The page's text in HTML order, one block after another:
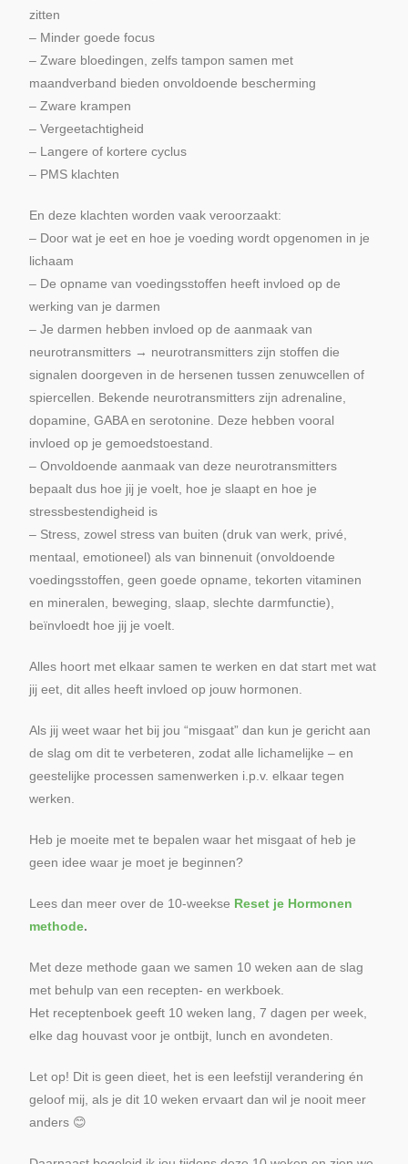
zitten
– Minder goede focus
– Zware bloedingen, zelfs tampon samen met
maandverband bieden onvoldoende bescherming
– Zware krampen
– Vergeetachtigheid
– Langere of kortere cyclus
– PMS klachten
En deze klachten worden vaak veroorzaakt:
– Door wat je eet en hoe je voeding wordt opgenomen in je
lichaam
– De opname van voedingsstoffen heeft invloed op de
werking van je darmen
– Je darmen hebben invloed op de aanmaak van
neurotransmitters → neurotransmitters zijn stoffen die
signalen doorgeven in de hersenen tussen zenuwcellen of
spiercellen. Bekende neurotransmitters zijn adrenaline,
dopamine, GABA en serotonine. Deze hebben vooral
invloed op je gemoedstoestand.
– Onvoldoende aanmaak van deze neurotransmitters
bepaalt dus hoe jij je voelt, hoe je slaapt en hoe je
stressbestendigheid is
– Stress, zowel stress van buiten (druk van werk, privé,
mentaal, emotioneel) als van binnenuit (onvoldoende
voedingsstoffen, geen goede opname, tekorten vitaminen
en mineralen, beweging, slaap, slechte darmfunctie),
beïnvloedt hoe jij je voelt.
Alles hoort met elkaar samen te werken en dat start met wat
jij eet, dit alles heeft invloed op jouw hormonen.
Als jij weet waar het bij jou “misgaat” dan kun je gericht aan
de slag om dit te verbeteren, zodat alle lichamelijke – en
geestelijke processen samenwerken i.p.v. elkaar tegen
werken.
Heb je moeite met te bepalen waar het misgaat of heb je
geen idee waar je moet je beginnen?
Lees dan meer over de 10-weekse Reset je Hormonen
methode.
Met deze methode gaan we samen 10 weken aan de slag
met behulp van een recepten- en werkboek.
Het receptenboek geeft 10 weken lang, 7 dagen per week,
elke dag houvast voor je ontbijt, lunch en avondeten.
Let op! Dit is geen dieet, het is een leefstijl verandering én
geloof mij, als je dit 10 weken ervaart dan wil je nooit meer
anders 😊